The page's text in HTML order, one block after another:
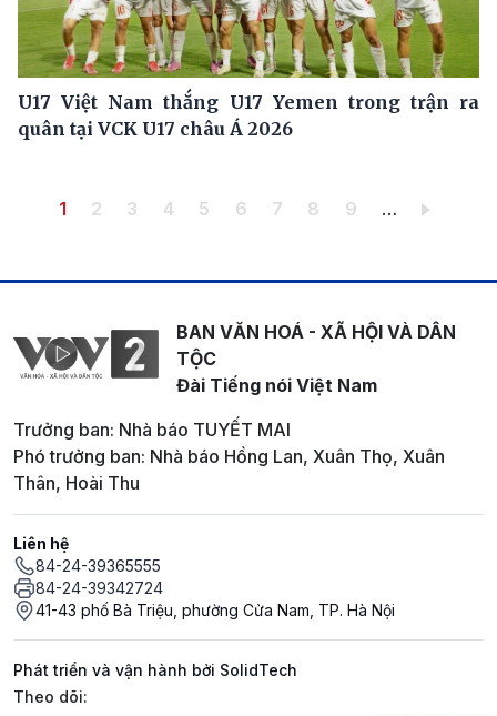
U17 Việt Nam thắng U17 Yemen trong trận ra
quân tại VCK U17 châu Á 2026
Pagination
Trang hiện thời
1 Trang
2 Trang
3 Trang
4 Trang
5 Trang
6 Trang
7 Trang
8 Trang
9 …
BAN VĂN HOÁ - XÃ HỘI VÀ DÂN
TỘC
Đài Tiếng nói Việt Nam
Trưởng ban: Nhà báo TUYẾT MAI
Phó trưởng ban: Nhà báo Hồng Lan, Xuân Thọ, Xuân
Thân, Hoài Thu
Liên hệ
84-24-39365555
84-24-39342724
41-43 phố Bà Triệu, phường Cửa Nam, TP. Hà Nội
Phát triển và vận hành bởi SolidTech
Mạng xã hội
Theo dõi: